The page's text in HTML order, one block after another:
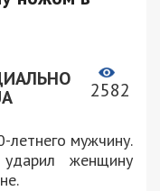
2582
мужчину.
женщину